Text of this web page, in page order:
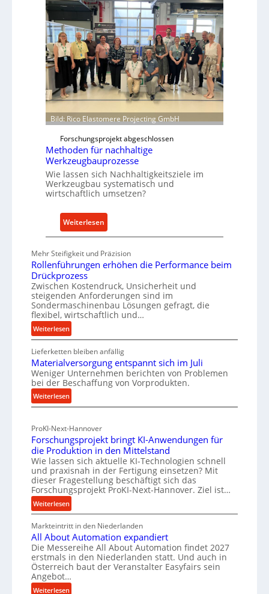
a
t
f
o
r
m
w
i
e
r
r
P
a
r
t
s
N
w
ü
h
r
t
A
a
f
v
o
n
I
n
u
s
t
r
e
E
r
s
a
t
t
e
i
l
e
Bild: Rico Elastomere Projecting GmbH
Forschungsprojekt abgeschlossen
Methoden für nachhaltige
Werkzeugbauprozesse
Wie lassen sich Nachhaltigkeitsziele im
Werkzeugbau systematisch und
wirtschaftlich umsetzen?
Weiterlesen
M
t
o
d
e
ü
r
n
a
h
a
l
t
i
g
W
e
r
k
z
Mehr Steifigkeit und Präzision
Rollenführungen erhöhen die Performance beim
Drückprozess
Zwischen Kostendruck, Unsicherheit und
steigenden Anforderungen sind im
Sondermaschinenbau Lösungen gefragt, die
flexibel, wirtschaftlich und…
Weiterlesen:
R
o
l
l
e
n
f
h
r
u
n
g
e
n
e
ö
h
e
n
d
Lieferketten bleiben anfällig
Materialversorgung entspannt sich im Juli
Weniger Unternehmen berichten von Problemen
bei der Beschaffung von Vorprodukten.
Weiterlesen:
M
t
e
r
i
a
l
v
e
o
r
g
u
n
ProKI-Next-Hannover
Forschungsprojekt bringt KI-Anwendungen für
die Produktion in den Mittelstand
Wie lassen sich aktuelle KI-Technologien schnell
und praxisnah in der Fertigung einsetzen? Mit
dieser Fragestellung beschäftigt sich das
Forschungsprojekt ProKI-Next-Hannover. Ziel ist…
Weiterlesen:
F
o
r
s
c
h
u
Markteintritt in den Niederlanden
All About Automation expandiert
Die Messereihe All About Automation findet 2027
erstmals in den Niederlanden statt. Und auch in
Österreich baut der Veranstalter Easyfairs sein
Angebot…
Weiterlesen: